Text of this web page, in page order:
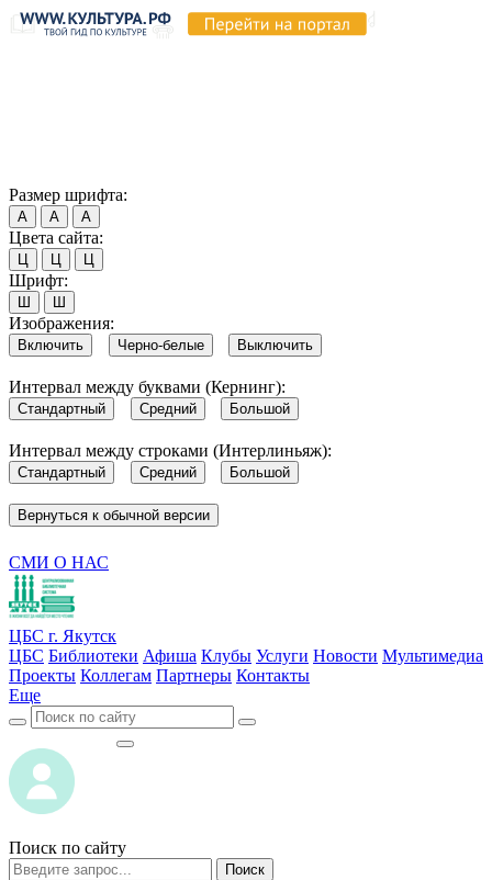
Размер шрифта:
А А А
Цвета сайта:
Ц Ц Ц
Шрифт:
Ш Ш
Изображения:
Включить Черно-белые Выключить
Интервал между буквами (Кернинг):
Стандартный Средний Большой
Интервал между строками (Интерлиньяж):
Стандартный Средний Большой
Вернуться к обычной версии
СМИ О НАС
ЦБС г. Якутск
ЦБС Библиотеки Афиша Клубы Услуги Новости Мультимедиа
Проекты Коллегам Партнеры Контакты
Еще
Поиск по сайту
Поиск